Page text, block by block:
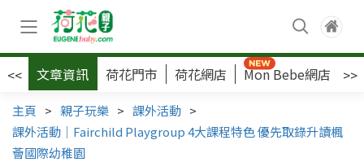
<< 文章資訊 荷花門市 荷花網店 Mon Bebe網店 >>
主頁 > 親子玩樂 > 課外活動 >
課外活動｜Fairchild Playgroup 4大課程特色 優先取錄升讀楓
薈國際幼稚園